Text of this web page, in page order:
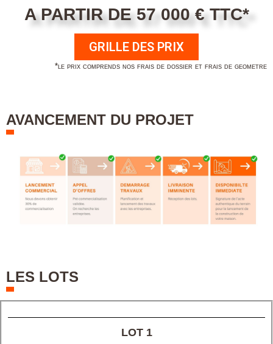
A PARTIR DE 57 000 € TTC*
GRILLE DES PRIX
*le prix comprends nos frais de dossier et frais de geometre
AVANCEMENT DU PROJET
LES LOTS
LOT 1